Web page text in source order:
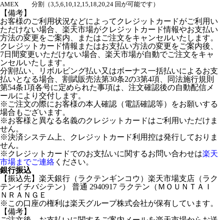
AMEX
分割（3,5,6,10,12,15,18,20,24 回が可能です）
【備考】
お客様のご利用状況などによってクレジットカードがご利用い
ただけない場合、楽天市場がクレジットカード情報やお支払い
方法の変更をご案内、またはご注文をキャンセルいたします。
クレジットカード情報またはお支払い方法の変更をご案内後、
7日間変更いただけない場合、楽天市場が自動でご注文をキャ
ンセルいたします。
分割払い、リボルビング払い又はボーナス一括払いによるお支
払いとなる場合、割賦販売法第30条2の3第4項、同法施行規則
第54条1項各号に定められた事項は、注文確認後の自動配信メ
ールにより交付します。
※ご注文の際にお客様の本人確認（電話確認等）をお願いする
場合もございます。
※お客様と異なる名義のクレジットカードはご利用いただけま
せん。
※決済システム上、クレジットカード利用控は発行しておりま
せん。
※クレジットカードでのお支払いに関するお問い合わせは楽天
市場までご連絡 ください。
銀行振込
【振込先】楽天銀行（ラクテンギンコウ）楽天市場支店（ラク
テンイチバシテン） 普通 2940917 ラクテン（ＭＯＵＮＴＡＩ
ＮＲＡＮＧＥ
※この口座の権利は楽天グループ株式会社が保有しています。
【備考】